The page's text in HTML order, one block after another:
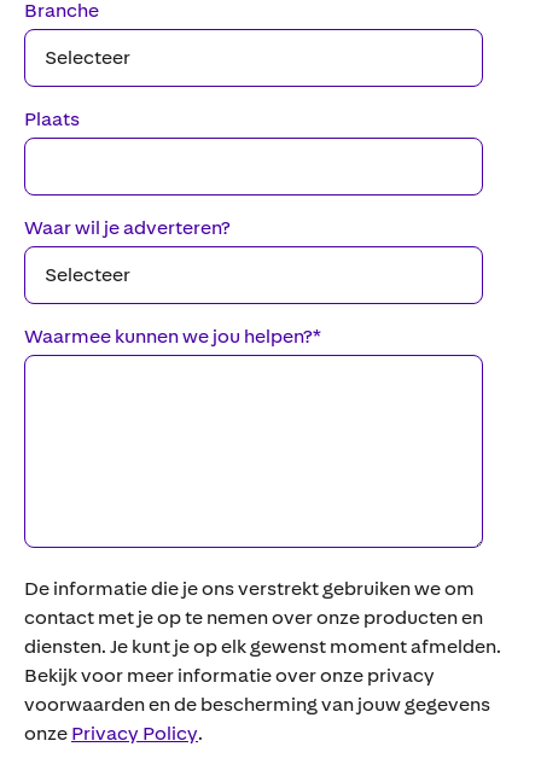
Branche
Plaats
Waar wil je adverteren?
Waarmee kunnen we jou helpen?*
De informatie die je ons verstrekt gebruiken we om
contact met je op te nemen over onze producten en
diensten. Je kunt je op elk gewenst moment afmelden.
Bekijk voor meer informatie over onze privacy
voorwaarden en de bescherming van jouw gegevens
onze Privacy Policy.